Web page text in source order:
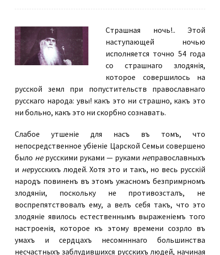
Страшная ночь!.. Этой
наступающей ночью
исполняется точно 54 года
со страшнаго злодѣянія,
которое совершилось на
русской землѣ при попустительствѣ православнаго
русскаго народа: увы! какъ это ни страшно, какъ это
ни больно, какъ это ни скорбно сознавать.
Слабое утѣшеніе для насъ въ томъ, что
непосредственное убіеніе Царской Семьи совершено
было нерусскими руками — руками неправославныхъ
и нерусскихъ людей. Хотя это и такъ, но весь русскій
народъ повиненъ въ этомъ ужасномъ безпримѣрномъ
злодѣяніи, поскольку не противозсталъ, не
воспрепятствовалъ ему, а велъ себя такъ, что это
злодѣяніе явилось естественнымъ выраженіемъ того
настроенія, которое къ этому времени созрѣло въ
умахъ и сердцахъ несомнѣннаго большинства
несчастныхъ заблудившихся русскихъ людей, начиная